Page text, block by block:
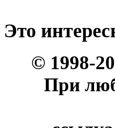
Это
© 1998-
При